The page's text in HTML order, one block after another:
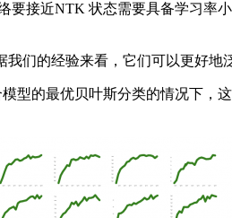
近NTK 状态需要具备学习率
们的经验来看，它们可以更好地泛
的最优贝叶斯分类的情况下，